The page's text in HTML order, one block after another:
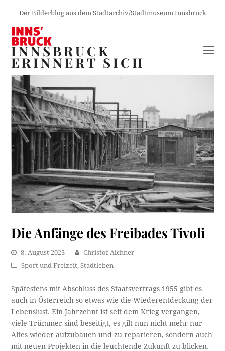
Der Bilderblog aus dem Stadtarchiv/Stadtmuseum Innsbruck
INNSBRUCK
ERINNERT SICH
Die Anfänge des Freibades Tivoli
8. August 2023
Christof Aichner
Sport und Freizeit,Stadtleben
Spätestens mit Abschluss des Staatsvertrags 1955 gibt es
auch in Österreich so etwas wie die Wiederentdeckung der
Lebenslust. Ein Jahrzehnt ist seit dem Krieg vergangen,
viele Trümmer sind beseitigt, es gilt nun nicht mehr nur
Altes wieder aufzubauen und zu reparieren, sondern auch
mit neuen Projekten in die leuchtende Zukunft zu blicken.